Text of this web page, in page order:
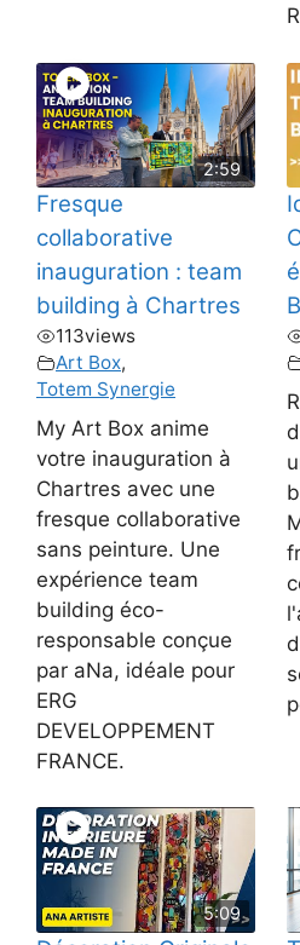
2:59
Fresque
collaborative
inauguration : team
building à Chartres
113views
Art Box,
Totem Synergie
My Art Box anime
votre inauguration à
Chartres avec une
fresque collaborative
sans peinture. Une
expérience team
building éco-
responsable conçue
par aNa, idéale pour
ERG
DEVELOPPEMENT
FRANCE.
5:09